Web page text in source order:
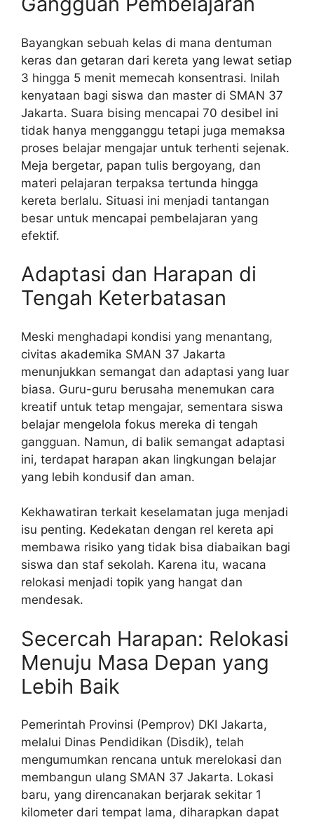
Bayangkan sebuah kelas di mana dentuman
keras dan getaran dari kereta yang lewat setiap
3 hingga 5 menit memecah konsentrasi. Inilah
kenyataan bagi siswa dan master di SMAN 37
Jakarta. Suara bising mencapai 70 desibel ini
tidak hanya mengganggu tetapi juga memaksa
proses belajar mengajar untuk terhenti sejenak.
Meja bergetar, papan tulis bergoyang, dan
materi pelajaran terpaksa tertunda hingga
kereta berlalu. Situasi ini menjadi tantangan
besar untuk mencapai pembelajaran yang
efektif.
Adaptasi dan Harapan di
Tengah Keterbatasan
Meski menghadapi kondisi yang menantang,
civitas akademika SMAN 37 Jakarta
menunjukkan semangat dan adaptasi yang luar
biasa. Guru-guru berusaha menemukan cara
kreatif untuk tetap mengajar, sementara siswa
belajar mengelola fokus mereka di tengah
gangguan. Namun, di balik semangat adaptasi
ini, terdapat harapan akan lingkungan belajar
yang lebih kondusif dan aman.
Kekhawatiran terkait keselamatan juga menjadi
isu penting. Kedekatan dengan rel kereta api
membawa risiko yang tidak bisa diabaikan bagi
siswa dan staf sekolah. Karena itu, wacana
relokasi menjadi topik yang hangat dan
mendesak.
Secercah Harapan: Relokasi
Menuju Masa Depan yang
Lebih Baik
Pemerintah Provinsi (Pemprov) DKI Jakarta,
melalui Dinas Pendidikan (Disdik), telah
mengumumkan rencana untuk merelokasi dan
membangun ulang SMAN 37 Jakarta. Lokasi
baru, yang direncanakan berjarak sekitar 1
kilometer dari tempat lama, diharapkan dapat